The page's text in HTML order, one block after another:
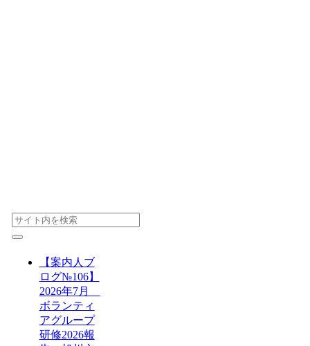
【案内人ブ
ログ№106】
2026年7月
ボランティ
アグループ
研修2026報